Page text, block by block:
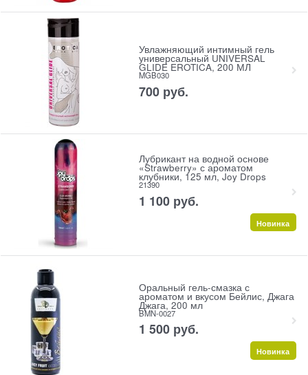
Увлажняющий интимный гель
универсальный UNIVERSAL
GLIDE EROTICA, 200 МЛ
MGB030
700 руб.
Лубрикант на водной основе
«Strawberry» с ароматом
клубники, 125 мл, Joy Drops
21390
1 100 руб.
Новинка
Оральный гель-смазка с
ароматом и вкусом Бейлис, Джага
Джага, 200 мл
BMN-0027
1 500 руб.
Новинка